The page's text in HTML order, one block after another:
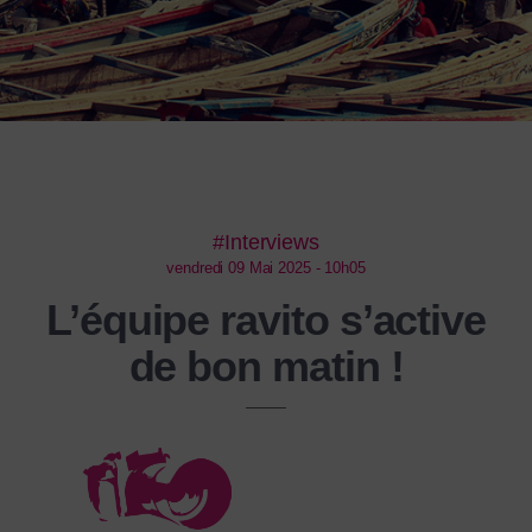
#Interviews
vendredi 09 Mai 2025 - 10h05
L’équipe ravito s’active
de bon matin !